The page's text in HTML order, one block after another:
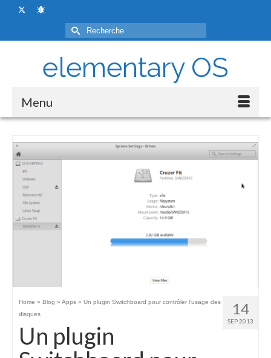
Rechercher :
elementary OS
Menu
14
SEP 2013
Home » Blog » Apps » Un plugin Switchboard pour contrôler l’usage des
disques
Un plugin